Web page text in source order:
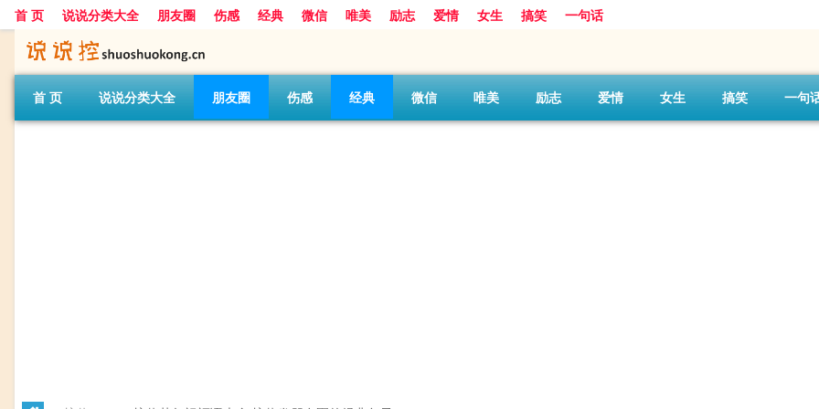
首 页 说说分类大全 朋友圈 伤感 经典 微信 唯美 励志 爱情 女生 搞笑 一句话
首 页 说说分类大全 朋友圈 伤感 经典 微信 唯美 励志 爱情 女生 搞笑 一句